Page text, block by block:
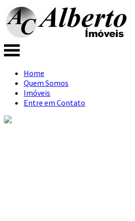
Home
Quem Somos
Imóveis
Entre em Contato